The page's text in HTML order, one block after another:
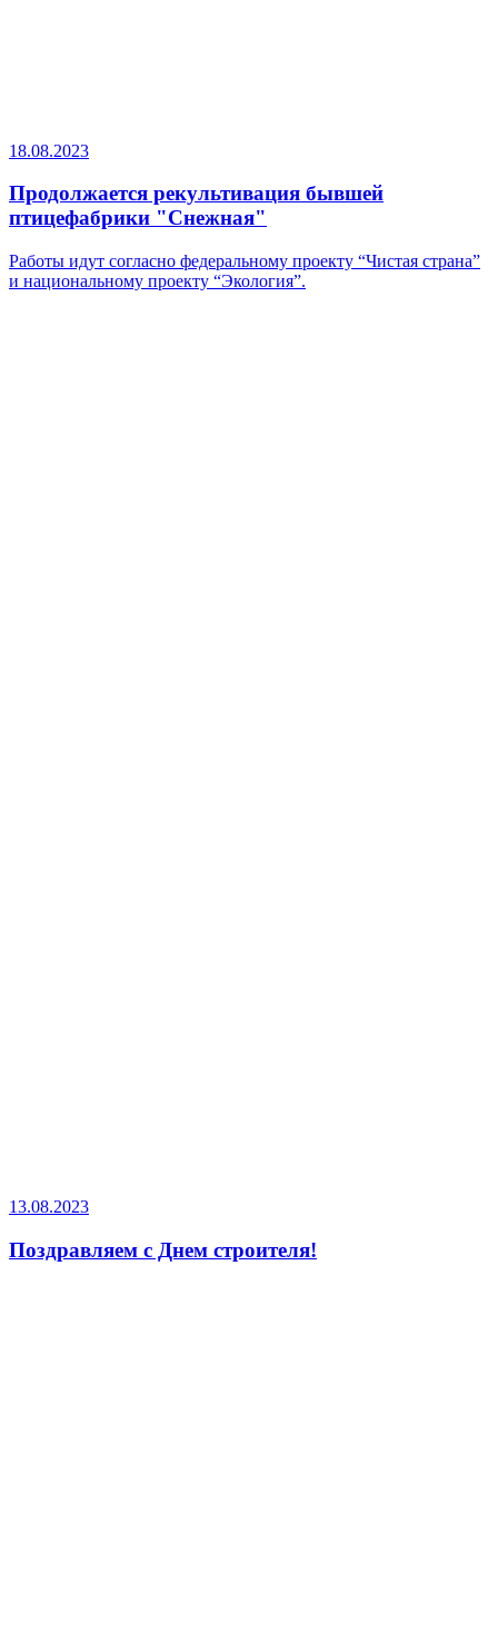
18.08.2023
Продолжается рекультивация бывшей
птицефабрики "Снежная"
Работы идут согласно федеральному проекту “Чистая страна”
и национальному проекту “Экология”.
13.08.2023
Поздравляем с Днем строителя!